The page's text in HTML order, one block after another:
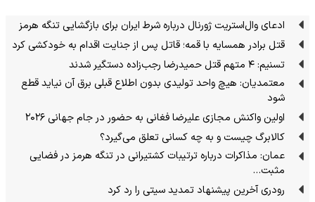
ادعای وال‌استریت ژورنال درباره شرط ایران برای بازگشایی تنگه هرمز
قتل برادر همسایه با قمه؛ قاتل پس از جنایت اقدام به خودکشی کرد
تسنیم: ۴ متهم قتل حمیدرضا رجب‌زاده دستگیر شدند
معتمدیان: هیچ واحد تولیدی بدون اطلاع قبلی برق آن نیاید قطع
شود
اولین واکنش مجازی علیرضا فغانی به حضور در جام جهانی ۲۰۲۶
کالابرگ چیست و به چه کسانی تعلق می‌گیرد؟
عمان: مذاکرات درباره ترتیبات کشتیرانی در تنگه هرمز در فضایی
مثبت…
رودری آخرین پیشنهاد تمدید سیتی را رد کرد